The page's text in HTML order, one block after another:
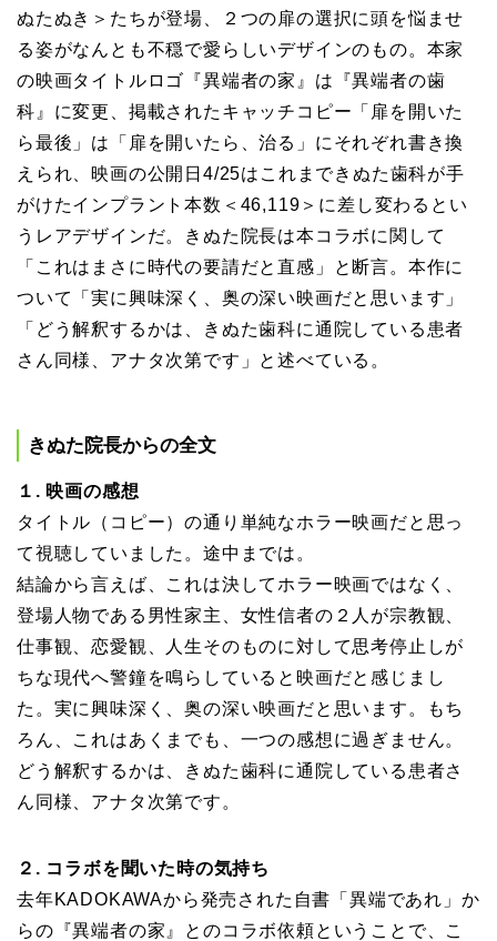
ぬたぬき＞たちが登場、２つの扉の選択に頭を悩ませ
る姿がなんとも不穏で愛らしいデザインのもの。本家
の映画タイトルロゴ『異端者の家』は『異端者の歯
科』に変更、掲載されたキャッチコピー「扉を開いた
ら最後」は「扉を開いたら、治る」にそれぞれ書き換
えられ、映画の公開日4/25はこれまできぬた歯科が手
がけたインプラント本数＜46,119＞に差し変わるとい
うレアデザインだ。きぬた院長は本コラボに関して
「これはまさに時代の要請だと直感」と断言。本作に
ついて「実に興味深く、奥の深い映画だと思います」
「どう解釈するかは、きぬた歯科に通院している患者
さん同様、アナタ次第です」と述べている。
きぬた院長からの全文
１. 映画の感想
タイトル（コピー）の通り単純なホラー映画だと思っ
て視聴していました。途中までは。
結論から言えば、これは決してホラー映画ではなく、
登場人物である男性家主、女性信者の２人が宗教観、
仕事観、恋愛観、人生そのものに対して思考停止しが
ちな現代へ警鐘を鳴らしていると映画だと感じまし
た。実に興味深く、奥の深い映画だと思います。もち
ろん、これはあくまでも、一つの感想に過ぎません。
どう解釈するかは、きぬた歯科に通院している患者さ
ん同様、アナタ次第です。
２. コラボを聞いた時の気持ち
去年KADOKAWAから発売された自書「異端であれ」か
らの『異端者の家』とのコラボ依頼ということで、こ